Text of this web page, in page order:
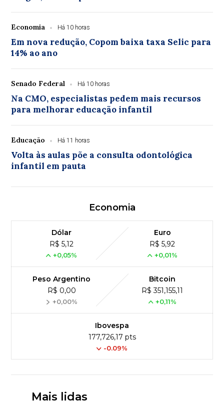
Economia Há 10 horas
Em nova redução, Copom baixa taxa Selic para
14% ao ano
Senado Federal Há 10 horas
Na CMO, especialistas pedem mais recursos
para melhorar educação infantil
Educação Há 11 horas
Volta às aulas põe a consulta odontológica
infantil em pauta
Economia
Dólar
R$ 5,12
+0,05%
Euro
R$ 5,92
+0,01%
Peso Argentino
R$ 0,00
+0,00%
Bitcoin
R$ 351,155,11
+0,11%
Ibovespa
177,726,17 pts
-0.09%
Mais lidas